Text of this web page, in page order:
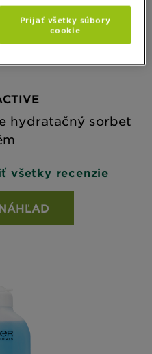
hydratačný sorbet
všetky recenzie
Prijať všetky súbory
cookie